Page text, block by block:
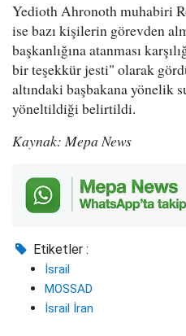
Yedioth Ahronoth muhabiri
ise bazı kişilerin görevden
başkanlığına atanması
bir teşekkür jesti" olarak
altındaki başbakana yönelik
yöneltildiği belirtildi.
Kaynak: Mepa News
Etiketler :
İsrail
MOSSAD
İsrail İran